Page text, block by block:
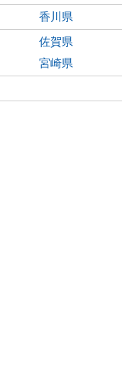
香川県
佐賀県
宮崎県